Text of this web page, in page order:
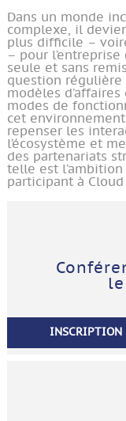
Dans un monde
complexe, il
plus difficile –
– pour l’entreprise
seule et sans
question régulière
modèles d’affaires
modes de
cet
repenser les
l’écosystème et
des partenariats
telle est l’ambition
participant à Cloud
INSCRIPTION